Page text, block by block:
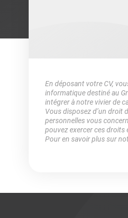
En déposant votre CV,
informatique destiné au
intégrer à notre vivier de
Vous disposez d’un droit
personnelles vous
pouvez exercer ces droits
Pour en savoir plus sur